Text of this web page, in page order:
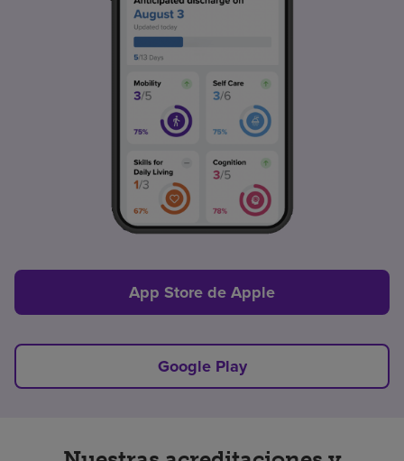
App Store de Apple
Google Play